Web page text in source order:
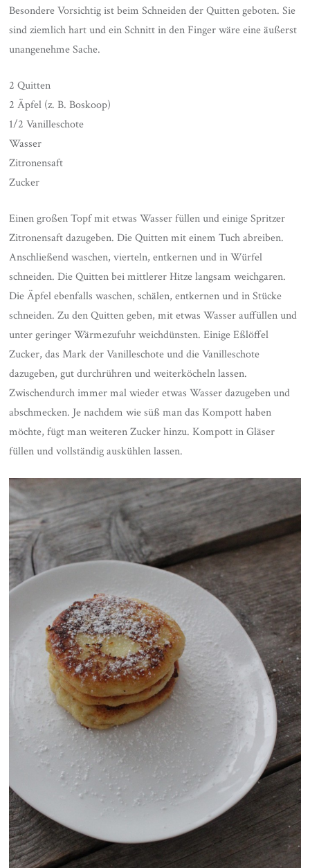
Besondere Vorsichtig ist beim Schneiden der Quitten geboten. Sie
sind ziemlich hart und ein Schnitt in den Finger wäre eine äußerst
unangenehme Sache.
2 Quitten
2 Äpfel (z. B. Boskoop)
1/2 Vanilleschote
Wasser
Zitronensaft
Zucker
Einen großen Topf mit etwas Wasser füllen und einige Spritzer
Zitronensaft dazugeben. Die Quitten mit einem Tuch abreiben.
Anschließend waschen, vierteln, entkernen und in Würfel
schneiden. Die Quitten bei mittlerer Hitze langsam weichgaren.
Die Äpfel ebenfalls waschen, schälen, entkernen und in Stücke
schneiden. Zu den Quitten geben, mit etwas Wasser auffüllen und
unter geringer Wärmezufuhr weichdünsten. Einige Eßlöffel
Zucker, das Mark der Vanilleschote und die Vanilleschote
dazugeben, gut durchrühren und weiterköcheln lassen.
Zwischendurch immer mal wieder etwas Wasser dazugeben und
abschmecken. Je nachdem wie süß man das Kompott haben
möchte, fügt man weiteren Zucker hinzu. Kompott in Gläser
füllen und vollständig auskühlen lassen.